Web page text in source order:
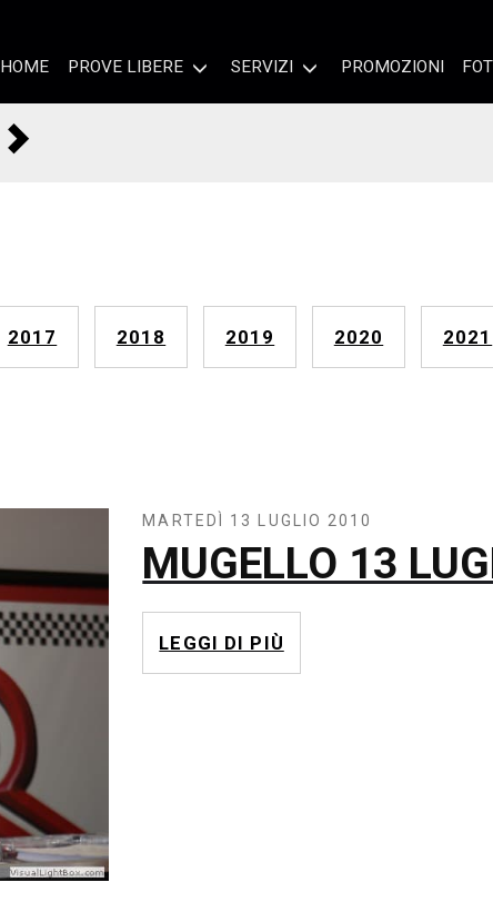
HOME PROVE LIBERE SERVIZI PROMOZIONI
2017 2018 2019 2020 2021
MARTEDÌ 13 LUGLIO 2010
MUGELLO 13
LEGGI DI PIÙ